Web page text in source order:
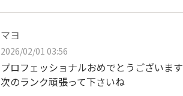
マヨ
2026/02/01 03:56
プロフェッショナルおめでとうございます
次のランク頑張って下さいね